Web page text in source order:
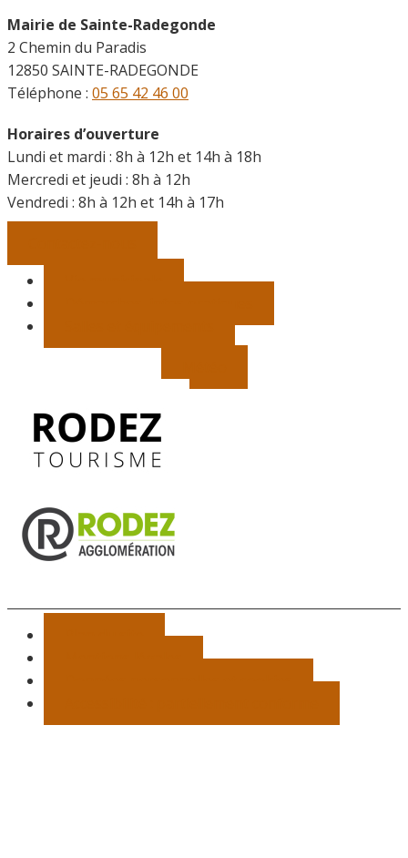
Mairie de Sainte-Radegonde
2 Chemin du Paradis
12850 SAINTE-RADEGONDE
Téléphone : 05 65 42 46 00
Horaires d’ouverture
Lundi et mardi : 8h à 12h et 14h à 18h
Mercredi et jeudi : 8h à 12h
Vendredi : 8h à 12h et 14h à 17h